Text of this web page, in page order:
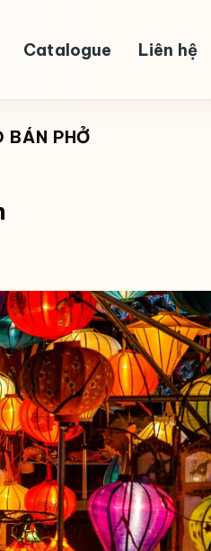
Catalogue Liên hệ
BÁN PHỞ